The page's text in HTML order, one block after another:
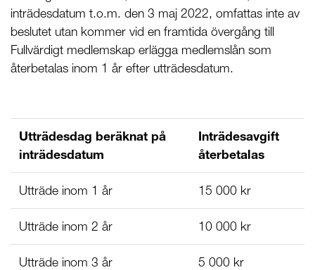
inträdesdatum t.o.m. den 3 maj 2022, omfattas inte av
beslutet utan kommer vid en framtida övergång till
Fullvärdigt medlemskap erlägga medlemslån som
återbetalas inom 1 år efter utträdesdatum.
Utträdesdag beräknat på
inträdesdatum
Inträdesavgift
återbetalas
Utträde inom 1 år 15 000 kr
Utträde inom 2 år 10 000 kr
Utträde inom 3 år 5 000 kr